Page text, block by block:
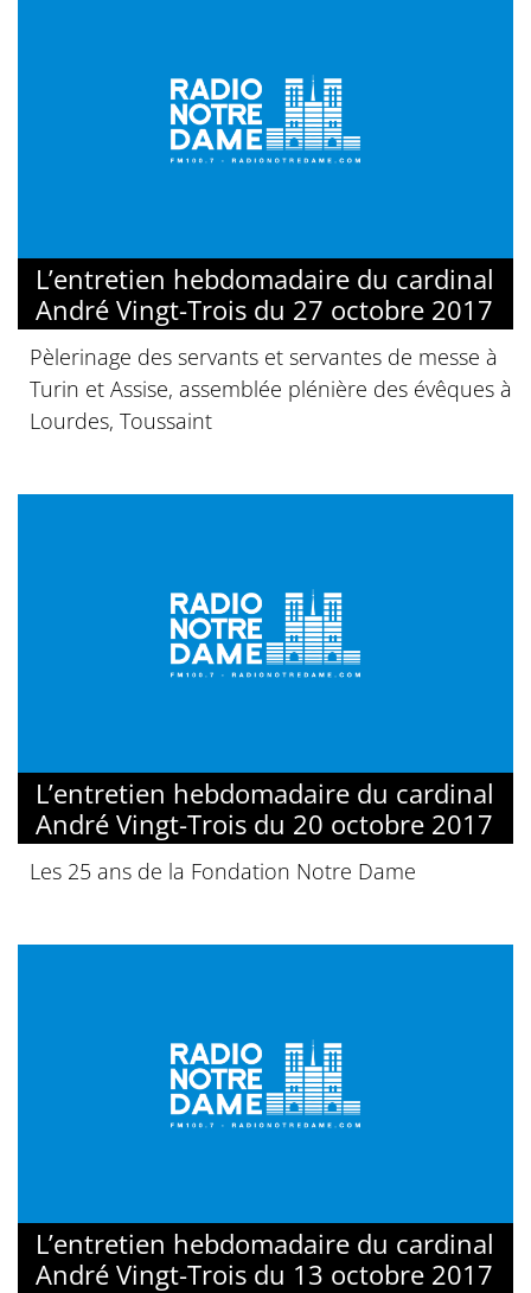
L’entretien hebdomadaire du cardinal
André Vingt-Trois du 27 octobre 2017
Pèlerinage des servants et servantes de messe à
Turin et Assise, assemblée plénière des évêques à
Lourdes, Toussaint
L’entretien hebdomadaire du cardinal
André Vingt-Trois du 20 octobre 2017
Les 25 ans de la Fondation Notre Dame
L’entretien hebdomadaire du cardinal
André Vingt-Trois du 13 octobre 2017